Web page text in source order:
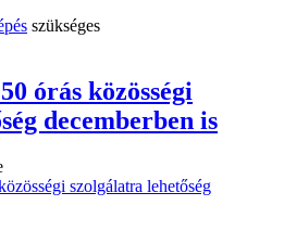
szükséges
órás közösségi
decemberben is